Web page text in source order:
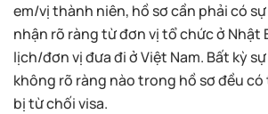
em/vị thành niên, hồ sơ cần phải có
nhận rõ ràng từ đơn vị tổ chức ở Nhật
lịch/đơn vị đưa đi ở Việt Nam. Bất kỳ
không rõ ràng nào trong hồ sơ đều
bị từ chối visa.